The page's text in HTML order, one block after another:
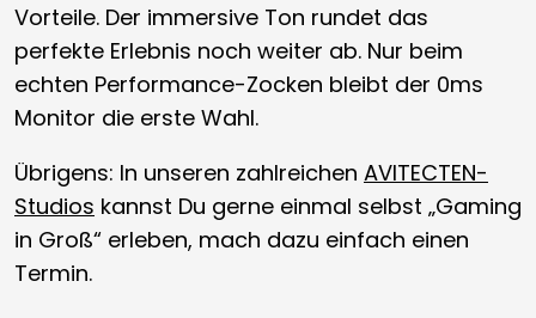
Vorteile. Der immersive Ton rundet das
perfekte Erlebnis noch weiter ab. Nur beim
echten Performance-Zocken bleibt der 0ms
Monitor die erste Wahl.
Übrigens: In unseren zahlreichen AVITECTEN-
Studios kannst Du gerne einmal selbst „Gaming
in Groß“ erleben, mach dazu einfach einen
Termin.